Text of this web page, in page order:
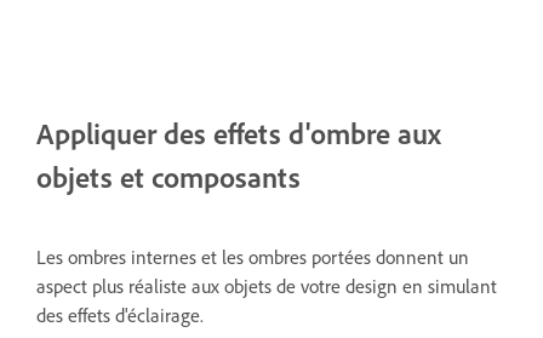
Appliquer des effets d'ombre aux
objets et composants
Les ombres internes et les ombres portées donnent un
aspect plus réaliste aux objets de votre design en simulant
des effets d'éclairage.